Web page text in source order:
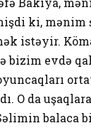
ki, mənim
istəyir.
bizim evdə
O da
balaca